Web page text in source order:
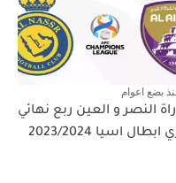
بضع اعوام
النصر و العين ربع نهائي
اسيا 2023/2024